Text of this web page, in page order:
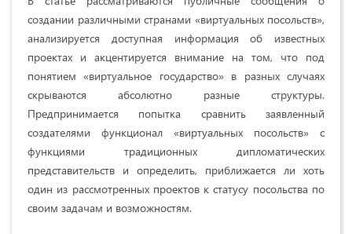
создании различными странами «виртуальных посольств»,
анализируется доступная информация об известных
проектах и акцентируется внимание на том, что под
понятием «виртуальное государство» в разных случаях
скрываются абсолютно разные структуры.
Предпринимается попытка сравнить заявленный
создателями функционал «виртуальных посольств» с
функциями традиционных дипломатических
представительств и определить, приближается ли хоть
один из рассмотренных проектов к статусу посольства по
своим задачам и возможностям.